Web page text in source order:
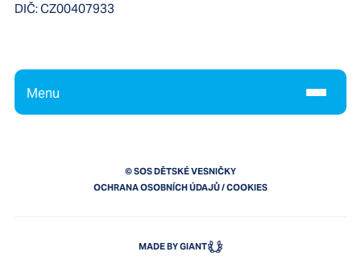
DIČ:CZ00407933
Menu
© SOS DĚTSKÉ VESNIČKY
OCHRANA OSOBNÍCH ÚDAJŮ/COOKIES
MADE BY GIANT